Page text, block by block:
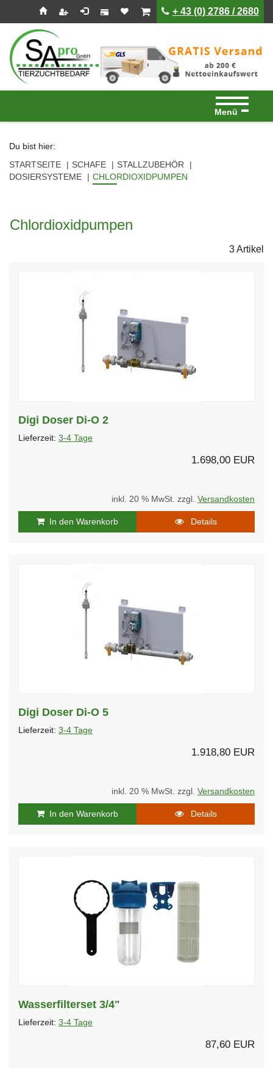
Seitenebreiche:
ist leerist leer+ 43 (0) 2786 / 2680
Menü
Du bist hier:
STARTSEITE
SCHAFE
STALLZUBEHÖR
DOSIERSYSTEME
CHLORDIOXIDPUMPEN
Chlordioxidpumpen
3 Artikel
Digi Doser Di-O 2
Lieferzeit: 3-4 Tage
1.698,00 EUR
inkl. 20 % MwSt. zzgl. Versandkosten
In den Warenkorb Details
Digi Doser Di-O 5
Lieferzeit: 3-4 Tage
1.918,80 EUR
inkl. 20 % MwSt. zzgl. Versandkosten
In den Warenkorb Details
Wasserfilterset 3/4"
Lieferzeit: 3-4 Tage
87,60 EUR